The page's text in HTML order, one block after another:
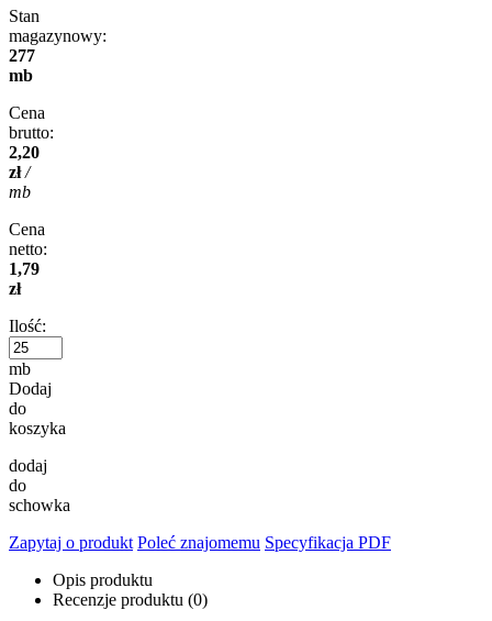
Stan
magazynowy:
277
mb
Cena
brutto:
2,20
zł /
mb
Cena
netto:
1,79
zł
Ilość:
mb
Dodaj
do
koszyka
dodaj
do
schowka
Zapytaj o produkt Poleć znajomemu Specyfikacja PDF
Opis produktu
Recenzje produktu (0)